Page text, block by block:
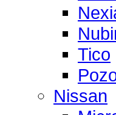
Tico
Nissan